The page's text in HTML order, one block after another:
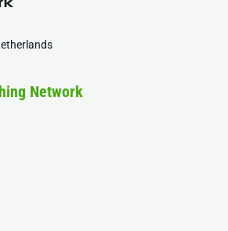
Network